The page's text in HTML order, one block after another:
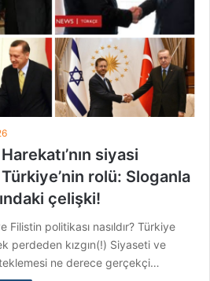
siyasi
rolü: Sloganla
çelişki!
Filistin politikası nasıldır? Türkiye
perdeden kızgın(!) Siyaseti ve
ne derece gerçekçi…